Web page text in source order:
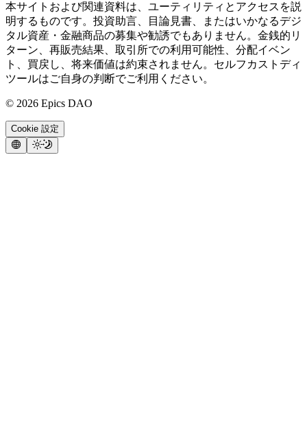
本サイトおよび関連資料は、ユーティリティとアクセスを説
明するものです。投資助言、目論見書、またはいかなるデジ
タル資産・金融商品の募集や勧誘でもありません。金銭的リ
ターン、再販売結果、取引所での利用可能性、分配イベン
ト、買戻し、将来価値は約束されません。セルフカストディ
ツールはご自身の判断でご利用ください。
© 2026 Epics DAO
Cookie 設定